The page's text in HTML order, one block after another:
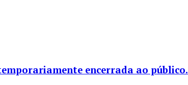
encerrada ao público.